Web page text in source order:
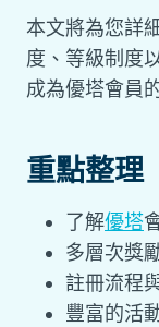
本文將為您詳
度、等級制度
成為優塔會員
重點整理
了解優塔
多層次獎
註冊流程
豐富的活